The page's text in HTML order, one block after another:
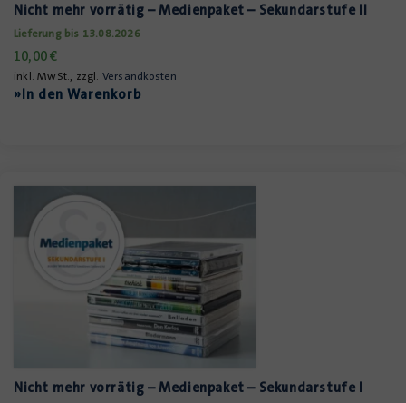
Nicht mehr vorrätig – Medienpaket – Sekundarstufe II
Lieferung bis 13.08.2026
10,00€
inkl. MwSt., zzgl. Versandkosten
»In den Warenkorb
Nicht mehr vorrätig – Medienpaket – Sekundarstufe I